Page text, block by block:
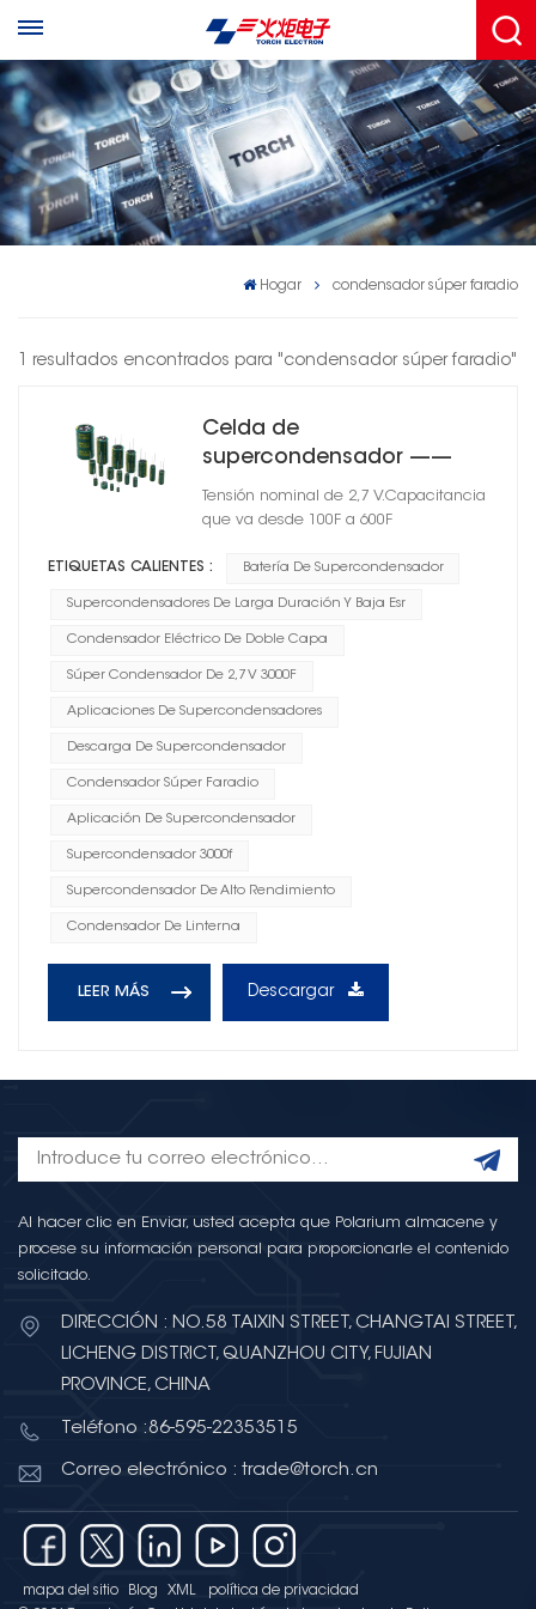
Hogar condensador súper faradio
1 resultados encontrados para "condensador súper faradio"
Celda de
supercondensador ——
Serie CSD-02
Tensión nominal de 2,7 V.Capacitancia
que va desde 100F a 600F
ETIQUETAS CALIENTES : Batería De Supercondensador
Supercondensadores De Larga Duración Y Baja Esr
Condensador Eléctrico De Doble Capa
Súper Condensador De 2,7 V 3000F
Aplicaciones De Supercondensadores
Descarga De Supercondensador
Condensador Súper Faradio
Aplicación De Supercondensador
Supercondensador 3000f
Supercondensador De Alto Rendimiento
Condensador De Linterna
LEER MÁS Descargar
Al hacer clic en Enviar, usted acepta que Polarium almacene y
procese su información personal para proporcionarle el contenido
solicitado.
DIRECCIÓN : NO.58 TAIXIN STREET, CHANGTAI STREET,
LICHENG DISTRICT, QUANZHOU CITY, FUJIAN
PROVINCE, CHINA
Teléfono :86-595-22353515
Correo electrónico : trade@torch.cn
mapa del sitio Blog XML
política de privacidad